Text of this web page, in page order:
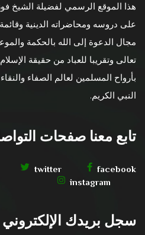
هذا الموقع الرسمي لفضيلة الشيخ
على دروسه ومحاضراته الدينية
مجال الدعوة إلى الله بالحكمة
تعالى وتقريبا للعباد من حقيقة
بأرواح المسلمين لعالم الصفاء
النبي الكريم.
تابع معنا صفحات
facebook
twitter
instagram
سجل بريدك الإلكتروني